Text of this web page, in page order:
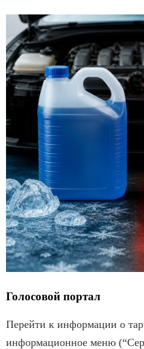
Голосовой портал
Перейти к информации о
информационное меню